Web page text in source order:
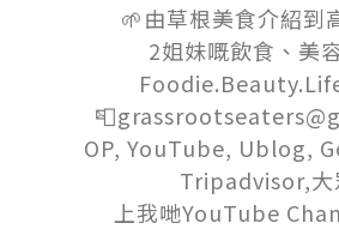
🌱由草根美食介紹到
2姐妹嘅飲食、美
OP, YouTube, Ublog,
Tripadvisor,大
上我哋YouTube